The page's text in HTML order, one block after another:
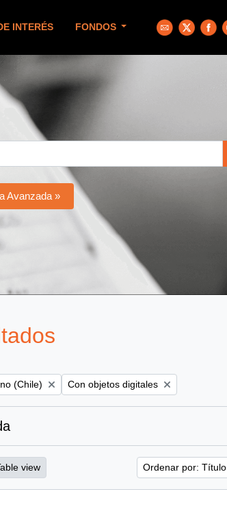
INTERÉS FONDOS
Avanzada »
(Chile) Remove filter:
Con objetos digitales
view Ordenar por: Título